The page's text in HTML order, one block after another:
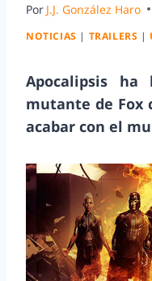
Por J.J. González Haro
NOTICIAS | TRAILERS |
Apocalipsis
mutante de Fox
acabar con el